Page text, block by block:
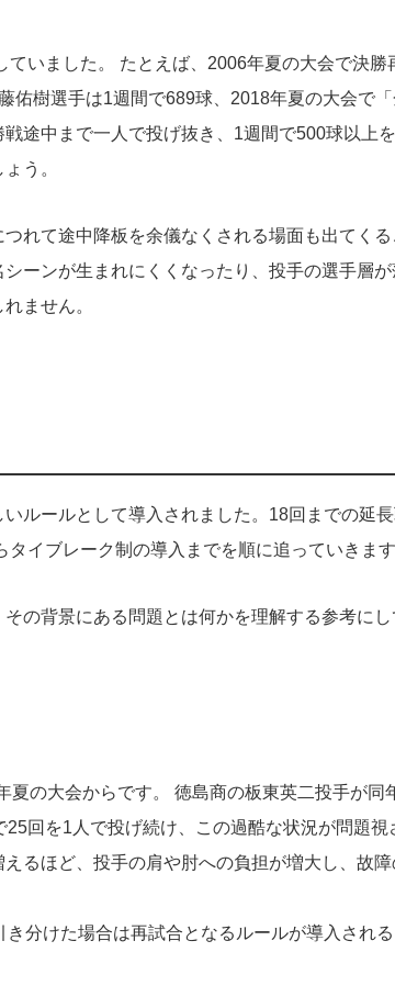
いました。 たとえば、2006年夏の大会で決勝
佑樹選手は1週間で689球、2018年夏の大会で「
途中まで一人で投げ抜き、1週間で500球以上
う。
れて途中降板を余儀なくされる場面も出てくる
ーンが生まれにくくなったり、投手の選手層が
ません。
ルールとして導入されました。18回までの延
イブレーク制の導入までを順に追っていきます
の背景にある問題とは何かを理解する参考にし
の大会からです。 徳島商の板東英二投手が同
回を1人で投げ続け、この過酷な状況が問題視
るほど、投手の肩や肘への負担が増大し、故障
分けた場合は再試合となるルールが導入される